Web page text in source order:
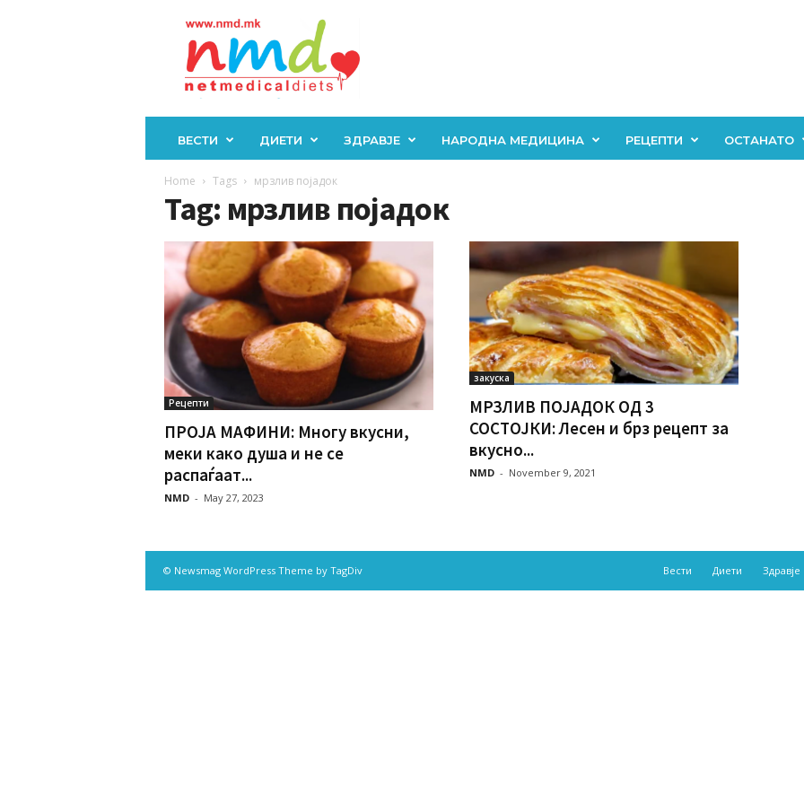
ВЕСТИ ДИЕТИ ЗДРАВЈЕ НАРОДНА МЕДИЦИНА РЕЦЕПТИ ОСТАНАТО
Home Tags мрзлив појадок
Tag: мрзлив појадок
Рецепти
ПРОЈА МАФИНИ: Многу вкусни,
меки како душа и не се
распаѓаат...
NMD - May 27, 2023
закуска
МРЗЛИВ ПОЈАДОК ОД 3
СОСТОЈКИ: Лесен и брз рецепт за
вкусно...
NMD - November 9, 2021
Вести Диети Здравје
© Newsmag WordPress Theme by TagDiv